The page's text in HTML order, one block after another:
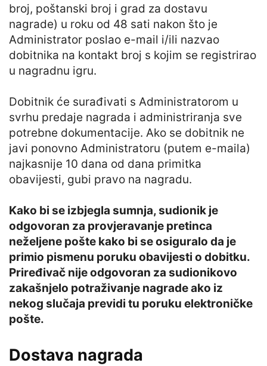
broj, poštanski broj i grad za dostavu
nagrade) u roku od 48 sati nakon što je
Administrator poslao e-mail i/ili nazvao
dobitnika na kontakt broj s kojim se registrirao
u nagradnu igru.
Dobitnik će surađivati s Administratorom u
svrhu predaje nagrada i administriranja sve
potrebne dokumentacije. Ako se dobitnik ne
javi ponovno Administratoru (putem e-maila)
najkasnije 10 dana od dana primitka
obavijesti, gubi pravo na nagradu.
Kako bi se izbjegla sumnja, sudionik je
odgovoran za provjeravanje pretinca
neželjene pošte kako bi se osiguralo da je
primio pismenu poruku obavijesti o dobitku.
Priređivač nije odgovoran za sudionikovo
zakašnjelo potraživanje nagrade ako iz
nekog slučaja previdi tu poruku elektroničke
pošte.
Dostava nagrada